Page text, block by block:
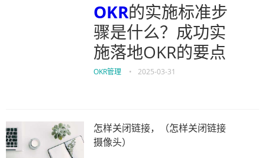
OKR的实施标准步
骤是什么？成功实
施落地OKR的要点
OKR管理 • 2025-03-31
怎样关闭链接，（怎样关闭链接
摄像头）